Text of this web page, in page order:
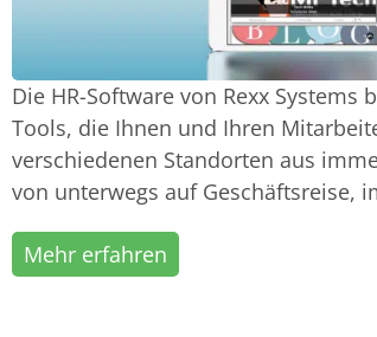
Die HR-Software von Rexx Systems
Tools, die Ihnen und Ihren
verschiedenen Standorten aus
von unterwegs auf Geschäftsreise,
Mehr erfahren